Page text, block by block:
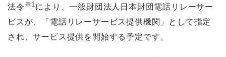
法令 ※1により、一般財団法人日本財団電話リレーサー
ビスが、「電話リレーサービス提供機関」として指定
され、サービス提供を開始する予定です。